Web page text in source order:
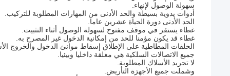
سهولة الوصول لإنهاء.
أدوات يدوية بسيطة والحد الأدنى من المهارات المطلوبة للتركيب.
الحد الأدنى دورة الحياة عشرين عاما.
غطاء يستقر في موقف مفتوح لسهولة الوصول أثناء التثبيت.
غطاء قد يكون مؤمنا للحد من إمكانية الدخول غير المصرح به.
الحلقات المطاطية على الإطلاق إسقاط موانئ الدخول والخروج
جميع الاتصالات السلكية هي مغلقة داخليا وبيئيا.
لا تجريد الأسلاك المطلوبة.
وشملت جميع الأجهزة التأريض.